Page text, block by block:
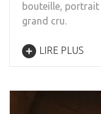
bouteille, portrait
grand cru.
LIRE PLUS